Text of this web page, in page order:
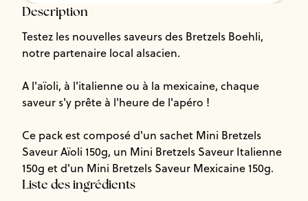
Description
Testez les nouvelles saveurs des Bretzels Boehli,
notre partenaire local alsacien.
A l'aïoli, à l'italienne ou à la mexicaine, chaque
saveur s'y prête à l'heure de l'apéro !
Ce pack est composé d'un sachet Mini Bretzels
Saveur Aïoli 150g, un Mini Bretzels Saveur Italienne
150g et d'un Mini Bretzels Saveur Mexicaine 150g.
Liste des ingrédients